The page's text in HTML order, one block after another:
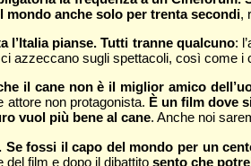
mondo anche solo per trenta secondi,
l’Italia pianse. Tutti tranne qualcuno:
azzeccano sugli spettacoli, così come
il cane non è il miglior amico
attore non protagonista. È un film dove
vuol più bene al cane. Anche noi
fossi il capo del mondo per un
del film e dopo il dibattito sento che